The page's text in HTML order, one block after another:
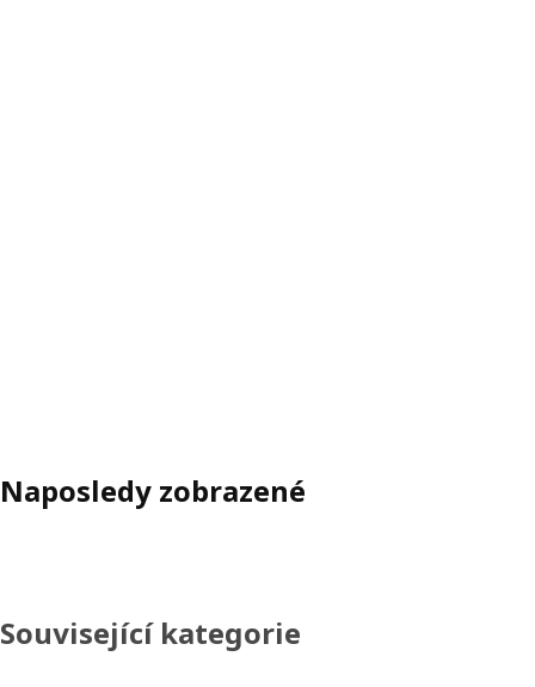
Naposledy zobrazené
Související kategorie